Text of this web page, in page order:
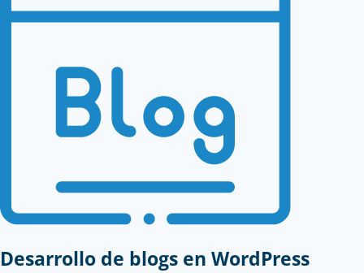
Desarrollo de blogs en WordPress